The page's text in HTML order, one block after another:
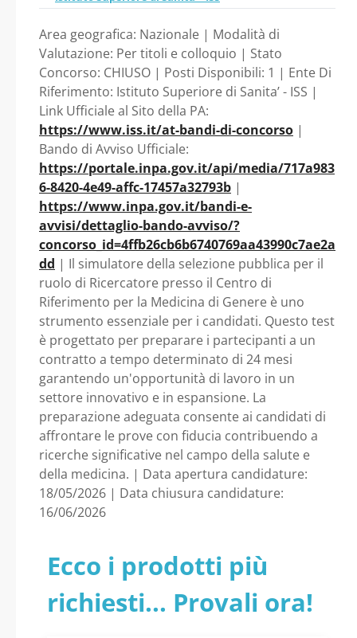
Riferimento per la
Medicina di Genere
(durata del
contratto: 24 mesi e
comunque non oltre
il termine di
scadenza del
progetto previsto per
il 30.04.2029) - codice
concorso: TD RIC
CMG 2026 01 -
Nazionale - Istituto
Superiore di Sanita’ -
ISS
Area geografica: Nazionale | Modalità di
Valutazione: Per titoli e colloquio | Stato
Concorso: CHIUSO | Posti Disponibili: 1 | Ente Di
Riferimento: Istituto Superiore di Sanita’ - ISS |
Link Ufficiale al Sito della PA:
https://www.iss.it/at-bandi-di-concorso |
Bando di Avviso Ufficiale:
https://portale.inpa.gov.it/api/media/717a983
6-8420-4e49-affc-17457a32793b |
https://www.inpa.gov.it/bandi-e-
avvisi/dettaglio-bando-avviso/?
concorso_id=4ffb26cb6b6740769aa43990c7ae2a
dd | Il simulatore della selezione pubblica per il
ruolo di Ricercatore presso il Centro di
Riferimento per la Medicina di Genere è uno
strumento essenziale per i candidati. Questo test
è progettato per preparare i partecipanti a un
contratto a tempo determinato di 24 mesi
garantendo un'opportunità di lavoro in un
settore innovativo e in espansione. La
preparazione adeguata consente ai candidati di
affrontare le prove con fiducia contribuendo a
ricerche significative nel campo della salute e
della medicina. | Data apertura candidature:
18/05/2026 | Data chiusura candidature:
16/06/2026
Ecco i prodotti più
richiesti... Provali ora!